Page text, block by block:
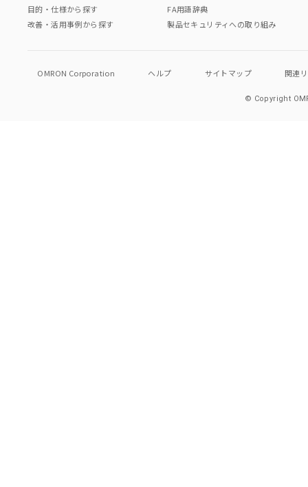
目的・仕様から探す
改善・活用事例から探す
FA用語辞典
製品セキュリティへの取り組み
OMRON Corporation ヘルプ サイトマップ 関連
© Copyright